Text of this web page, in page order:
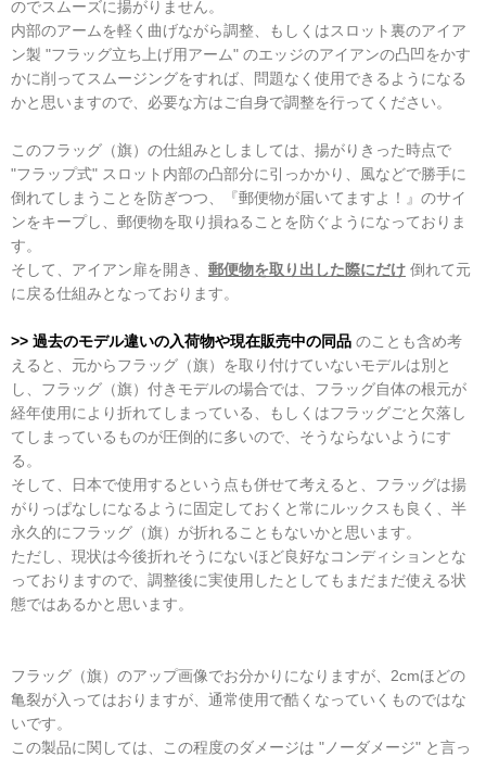
のでスムーズに揚がりません。
内部のアームを軽く曲げながら調整、もしくはスロット裏のアイア
ン製 "フラッグ立ち上げ用アーム" のエッジのアイアンの凸凹をかす
かに削ってスムージングをすれば、問題なく使用できるようになる
かと思いますので、必要な方はご自身で調整を行ってください。
このフラッグ（旗）の仕組みとしましては、揚がりきった時点で
"フラップ式" スロット内部の凸部分に引っかかり、風などで勝手に
倒れてしまうことを防ぎつつ、『郵便物が届いてますよ！』のサイ
ンをキープし、郵便物を取り損ねることを防ぐようになっておりま
す。
そして、アイアン扉を開き、 郵便物を取り出した際にだけ 倒れて元
に戻る仕組みとなっております。
>> 過去のモデル違いの入荷物や現在販売中の同品 のことも含め考
えると、元からフラッグ（旗）を取り付けていないモデルは別と
し、フラッグ（旗）付きモデルの場合では、フラッグ自体の根元が
経年使用により折れてしまっている、もしくはフラッグごと欠落し
てしまっているものが圧倒的に多いので、そうならないようにす
る。
そして、日本で使用するという点も併せて考えると、フラッグは揚
がりっぱなしになるように固定しておくと常にルックスも良く、半
永久的にフラッグ（旗）が折れることもないかと思います。
ただし、現状は今後折れそうにないほど良好なコンディションとな
っておりますので、調整後に実使用したとしてもまだまだ使える状
態ではあるかと思います。
フラッグ（旗）のアップ画像でお分かりになりますが、2cmほどの
亀裂が入ってはおりますが、通常使用で酷くなっていくものではな
いです。
この製品に関しては、この程度のダメージは "ノーダメージ" と言っ